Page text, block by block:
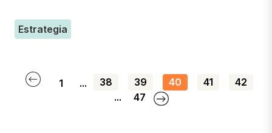
Estrategia
1 ... 38 39 40 41
42
...
47